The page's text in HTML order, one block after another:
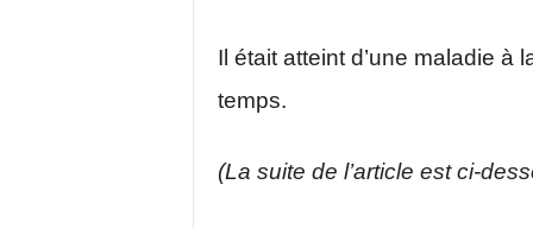
Il était atteint d’une maladie
temps.
(La suite de l’article est ci-